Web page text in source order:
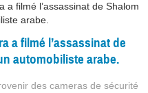
a filmé l’assassinat de
automobiliste arabe.
des cameras de sécurité